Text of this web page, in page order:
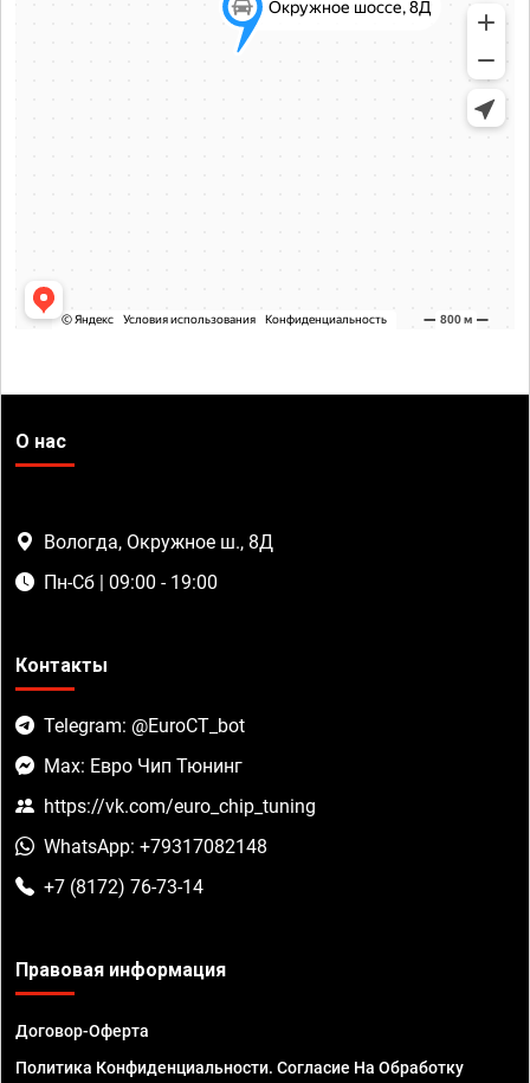
О нас
Вологда, Окружное ш., 8Д
Пн-Сб | 09:00 - 19:00
Контакты
Telegram: @EuroCT_bot
Max: Евро Чип Тюнинг
https://vk.com/euro_chip_tuning
WhatsApp: +79317082148
+7 (8172) 76-73-14
Правовая информация
Договор-Оферта
Политика Конфиденциальности. Согласие На Обработку